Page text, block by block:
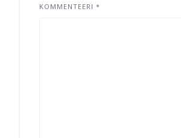
KOMMENTEERI *